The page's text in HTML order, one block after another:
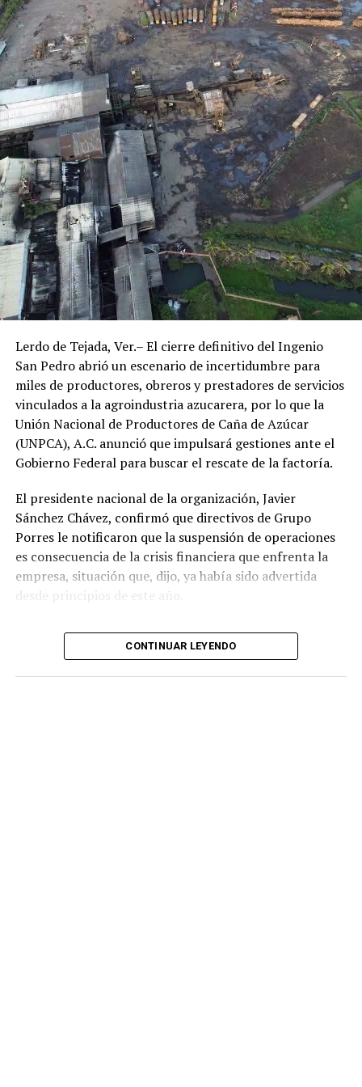
Lerdo de Tejada, Ver.– El cierre definitivo del Ingenio
San Pedro abrió un escenario de incertidumbre para
miles de productores, obreros y prestadores de servicios
vinculados a la agroindustria azucarera, por lo que la
Unión Nacional de Productores de Caña de Azúcar
(UNPCA), A.C. anunció que impulsará gestiones ante el
Gobierno Federal para buscar el rescate de la factoría.
El presidente nacional de la organización, Javier
Sánchez Chávez, confirmó que directivos de Grupo
Porres le notificaron que la suspensión de operaciones
es consecuencia de la crisis financiera que enfrenta la
empresa, situación que, dijo, ya había sido advertida
desde principios de este año.
El dirigente sostuvo que una de las prioridades es
garantizar que los productores reciban el pago íntegro
CONTINUAR LEYENDO